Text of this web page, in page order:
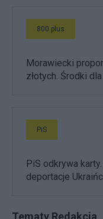
800 plus
Morawiecki
złotych. Środki
PiS
PiS odkrywa
deportacje